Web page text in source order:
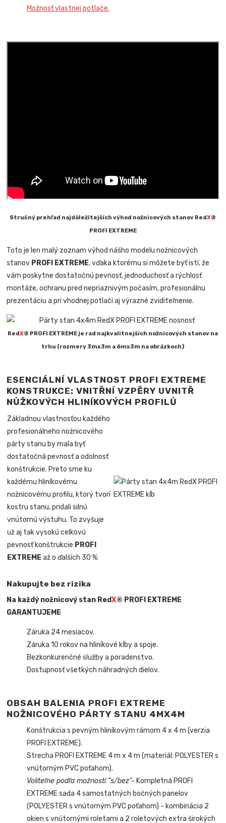
Možnosť vlastnej potlače.
Stručný prehľad najdôležitejších výhod nožnicových stanov RedX®
PROFI EXTREME
Toto je len malý zoznam výhod nášho modelu nožnicových
stanov PROFI EXTREME, vďaka ktorému si môžete byť istí, že
vám poskytne dostatočnú pevnosť, jednoduchosť a rýchlosť
montáže, ochranu pred nepriaznivým počasím, profesionálnu
prezentáciu a pri vhodnej potlači aj výrazné zviditeľnenie.
RedX® PROFI EXTREME je rad najkvalitnejších nožnicových stanov na
trhu (rozmery 3mx3m a 6mx3m na obrázkoch)
ESENCIÁLNÍ VLASTNOST PROFI EXTREME
KONSTRUKCE: VNITŘNÍ VZPĚRY UVNITŘ
NŮŽKOVÝCH HLINÍKOVÝCH PROFILŮ
Základnou vlastnosťou každého
profesionálneho nožnicového
párty stanu by mala byť
dostatočná pevnosť a odolnosť
konštrukcie. Preto sme ku
každému hliníkovému
nožnicovému profilu, ktorý tvorí
kostru stanu, pridali silnú
vnútornú výstuhu. To zvyšuje
už aj tak vysokú celkovú
pevnosť konštrukcie PROFI
EXTREME až o ďalších 30 %:
Nakupujte bez rizika
Na každý nožnicový stan RedX® PROFI EXTREME
GARANTUJEME
Záruka 24 mesiacov.
Záruka 10 rokov na hliníkové kĺby a spoje.
Bezkonkurenčné služby a poradenstvo.
Dostupnosť všetkých náhradných dielov.
OBSAH BALENIA PROFI EXTREME
NOŽNICOVÉHO PÁRTY STANU 4MX4M
Konštrukcia s pevným hliníkovým rámom 4 x 4 m (verzia
PROFI EXTREME).
Strecha PROFI EXTREME 4 m x 4 m (materiál: POLYESTER s
vnútorným PVC poťahom).
Voliteľne podľa možností "s/bez"- Kompletná PROFI
EXTREME sada 4 samostatných bočných panelov
(POLYESTER s vnútorným PVC poťahom) - kombinácia 2
okien s vnútornými roletami a 2 roletových extra širokých